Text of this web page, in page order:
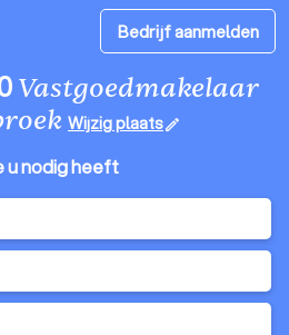
Bedrijf aanmelden
Vastgoedmakelaar
Wijzig plaatsedit
u nodig heeft